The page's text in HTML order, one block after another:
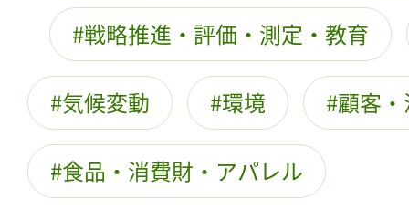
戦略推進・評価・測定・教育
気候変動 環境 顧客
食品・消費財・アパレル